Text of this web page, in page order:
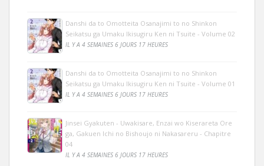
Danshi da to Omotteita Osanajimi to no Shinkon
Seikatsu ga Umaku Ikisugiru Ken ni Tsuite - Volume 02
IL Y A 4 SEMAINES 6 JOURS 17 HEURES
Danshi da to Omotteita Osanajimi to no Shinkon
Seikatsu ga Umaku Ikisugiru Ken ni Tsuite - Volume 01
IL Y A 4 SEMAINES 6 JOURS 17 HEURES
Jinsei Gyakuten - Uwakisare, Enzai wo Kiserareta Ore
ga, Gakuen Ichi no Bishoujo ni Nakasareru - Chapitre
04
IL Y A 4 SEMAINES 6 JOURS 17 HEURES